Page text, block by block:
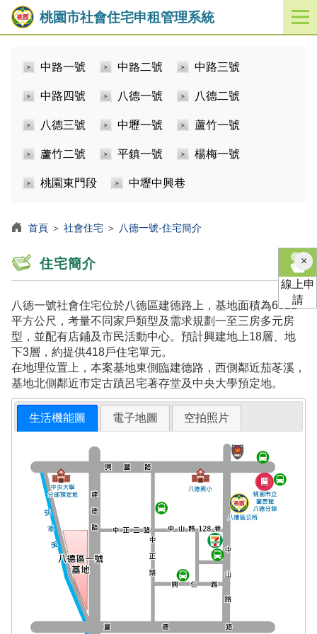
桃園市社會住宅申租管理系統
開
啟
中路一號 中路二號 中路三號
中路四號 八德一號 八德二號
八德三號 中壢一號 蘆竹一號
蘆竹二號 平鎮一號 楊梅一號
桃園東門段 中壢中興巷
首頁 ＞ 社會住宅 ＞ 八德一號-住宅簡介
住宅簡介
八德一號社會住宅位於八德區建德路上，基地面積為6821
平方公尺，考量不同家戶類型及需求規劃一至三房多元房
型，並配有店鋪及市民活動中心。預計興建地上18層、地
下3層，約提供418戶住宅單元。
在地理位置上，本案基地東側臨建德路，西側鄰近茄苳溪，
基地北側鄰近市定古蹟呂宅著存堂及中央大學預定地。
生活機能圖 電子地圖 空拍照片
×關
閉
線上申
請